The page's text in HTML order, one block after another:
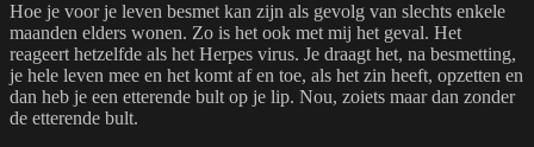
Hoe je voor je leven besmet kan zijn als gevolg van slechts enkele
maanden elders wonen. Zo is het ook met mij het geval. Het
reageert hetzelfde als het Herpes virus. Je draagt het, na besmetting,
je hele leven mee en het komt af en toe, als het zin heeft, opzetten en
dan heb je een etterende bult op je lip. Nou, zoiets maar dan zonder
de etterende bult.